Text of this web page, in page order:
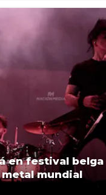
en festival belga
mundial